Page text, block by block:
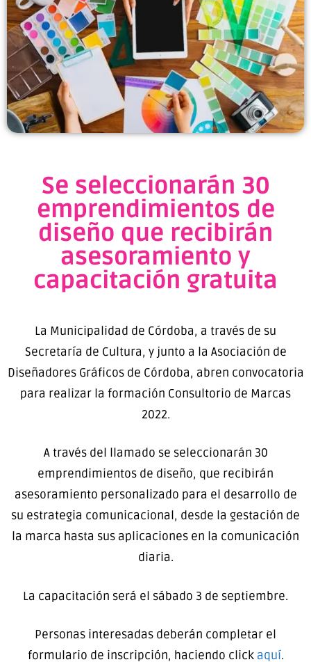
Se seleccionarán 30
emprendimientos de
diseño que recibirán
asesoramiento y
capacitación gratuita
La Municipalidad de Córdoba, a través de su
Secretaría de Cultura, y junto a la Asociación de
Diseñadores Gráficos de Córdoba, abren convocatoria
para realizar la formación Consultorio de Marcas
2022.
A través del llamado se seleccionarán 30
emprendimientos de diseño, que recibirán
asesoramiento personalizado para el desarrollo de
su estrategia comunicacional, desde la gestación de
la marca hasta sus aplicaciones en la comunicación
diaria.
La capacitación será el sábado 3 de septiembre.
Personas interesadas deberán completar el
formulario de inscripción, haciendo click aquí.